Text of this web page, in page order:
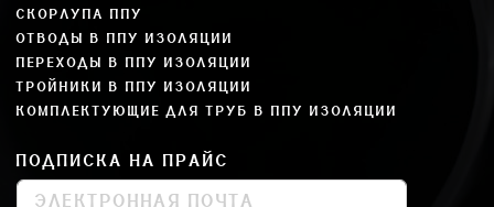
СКОРЛУПА ППУ
ОТВОДЫ В ППУ ИЗОЛЯЦИИ
ПЕРЕХОДЫ В ППУ ИЗОЛЯЦИИ
ТРОЙНИКИ В ППУ ИЗОЛЯЦИИ
КОМПЛЕКТУЮЩИЕ ДЛЯ ТРУБ В ППУ ИЗОЛЯЦИИ
ПОДПИСКА НА ПРАЙС